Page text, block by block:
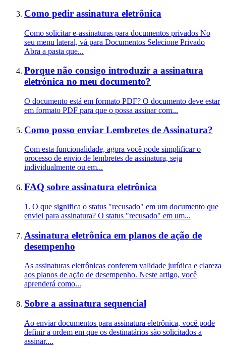
Como pedir assinatura eletrônica
Como solicitar e-assinaturas para documentos privados No
seu menu lateral, vá para Documentos Selecione Privado
Abra a pasta que...
Porque não consigo introduzir a assinatura
eletrónica no meu documento?
O documento está em formato PDF? O documento deve estar
em formato PDF para que o possa assinar com...
Como posso enviar Lembretes de Assinatura?
Com esta funcionalidade, agora você pode simplificar o
processo de envio de lembretes de assinatura, seja
individualmente ou em...
FAQ sobre assinatura eletrônica
1. O que significa o status "recusado" em um documento que
enviei para assinatura? O status "recusado" em um...
Assinatura eletrônica em planos de ação de
desempenho
As assinaturas eletrônicas conferem validade jurídica e clareza
aos planos de ação de desempenho. Neste artigo, você
aprenderá como...
Sobre a assinatura sequencial
Ao enviar documentos para assinatura eletrônica, você pode
definir a ordem em que os destinatários são solicitados a
assinar....